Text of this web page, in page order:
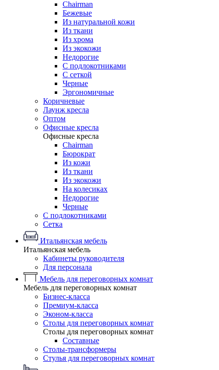
Chairman
Бежевые
Из натуральной кожи
Из ткани
Из хрома
Из экокожи
Недорогие
С подлокотниками
С сеткой
Черные
Эргономичные
Коричневые
Лаунж кресла
Оптом
Офисные кресла
Офисные кресла
Chairman
Бюрократ
Из кожи
Из ткани
Из экокожи
На колесиках
Недорогие
Черные
С подлокотниками
Сетка
Итальянская мебель
Итальянская мебель
Кабинеты руководителя
Для персонала
Мебель для переговорных комнат
Мебель для переговорных комнат
Бизнес-класса
Премиум-класса
Эконом-класса
Столы для переговорных комнат
Столы для переговорных комнат
Составные
Столы-трансформеры
Стулья для переговорных комнат